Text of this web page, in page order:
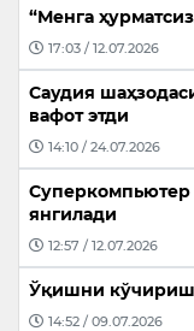
“Менга
17:03 / 12.07.2026
Саудия
вафот этди
14:10 / 24.07.2026
Суперкомпьютер
янгилади
12:57 / 12.07.2026
Ўқишни кўчириш
14:52 / 09.07.2026